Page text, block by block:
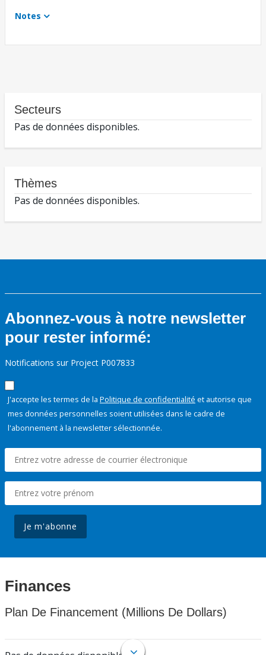
Notes
Secteurs
Pas de données disponibles.
Thèmes
Pas de données disponibles.
Abonnez-vous à notre newsletter
pour rester informé:
Notifications sur Project P007833
J'accepte les termes de la Politique de confidentialité et autorise que
mes données personnelles soient utilisées dans le cadre de
l'abonnement à la newsletter sélectionnée.
Je m'abonne
Finances
Plan De Financement (Millions De Dollars)